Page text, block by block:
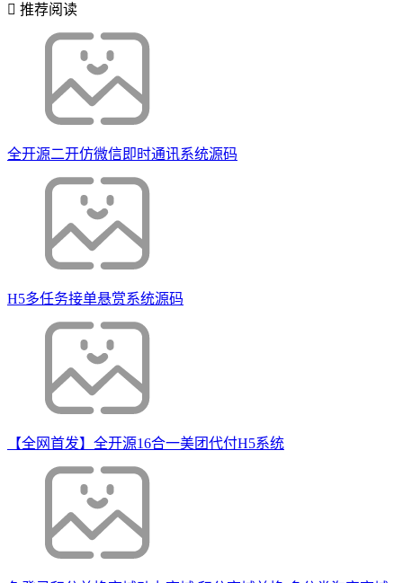
推荐阅读
全开源二开仿微信即时通讯系统源码
H5多任务接单悬赏系统源码
【全网首发】全开源16合一美团代付H5系统